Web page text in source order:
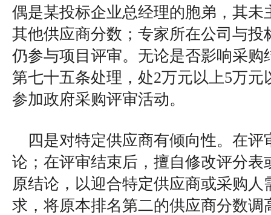
偶是某投标企业总经理的胞弟，其未
其他供应商分数；专家所在公司与投
仍参与项目评审。无论是否影响采购
第七十五条处理，处2万元以上5万
参加政府采购评审活动。
四是对特定供应商有倾向性。在
论；在评审结束后，擅自修改评分表
原结论，以迎合特定供应商或采购人
求，将原本排名第二的供应商分数调